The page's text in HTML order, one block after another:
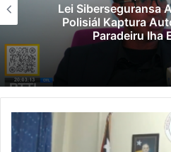
Lei Siberseguransa
Polisiál Kaptura
Paradeiru Iha